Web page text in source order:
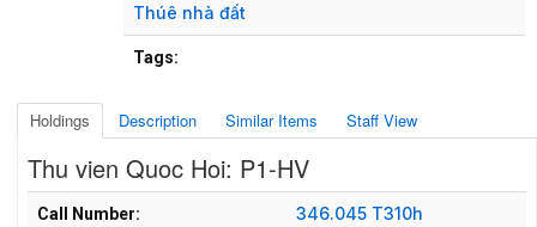
Thúê nhà đất
Tags:
Holdings Description Similar Items Staff View
Thu vien Quoc Hoi: P1-HV
Call Number: 346.045 T310h